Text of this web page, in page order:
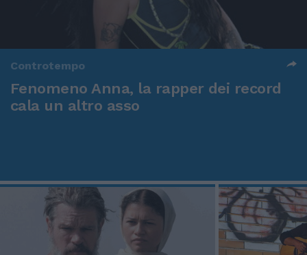
Controtempo
Fenomeno Anna, la rapper dei record
cala un altro asso